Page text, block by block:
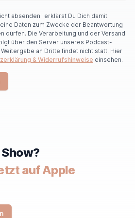
absenden" erklärst Du Dich damit
Daten zum Zwecke der Beantwortung
dürfen. Die Verarbeitung und der Versand
über den Server unseres Podcast-
an Dritte findet nicht statt. Hier
& Widerrufshinweise einsehen.
auf Apple